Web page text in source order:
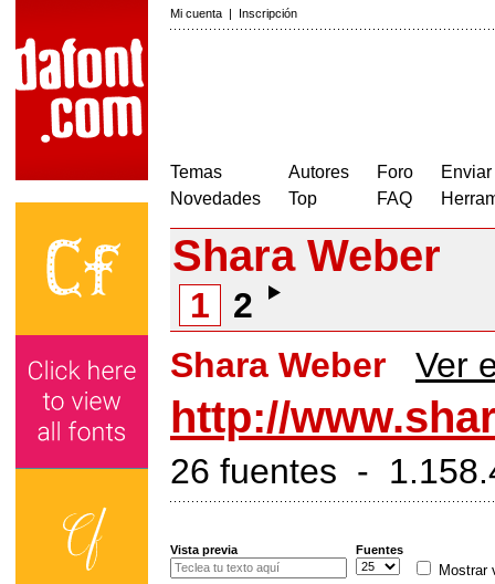
Mi cuenta | Inscripción
Temas
Novedades
Autores
Top
Foro
FAQ
Shara Weber
1
2
Shara Weber
Ver
http://
26 fuentes -
Vista previa Fuentes
Mostrar